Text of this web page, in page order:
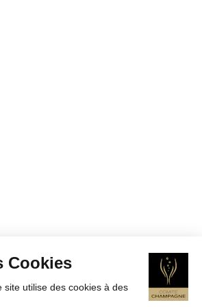
Cookies
site utilise des cookies à des